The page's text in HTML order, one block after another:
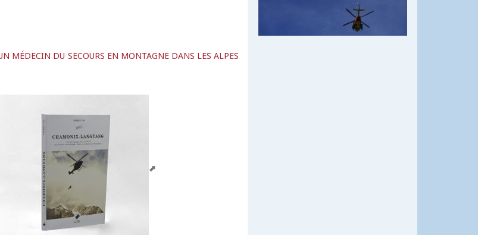
MÉDECIN DU SECOURS EN MONTAGNE DANS LES ALPES